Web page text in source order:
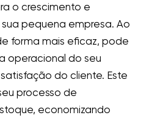
o crescimento e
pequena empresa. Ao
forma mais eficaz, pode
operacional do seu
do cliente. Este
processo de
economizando